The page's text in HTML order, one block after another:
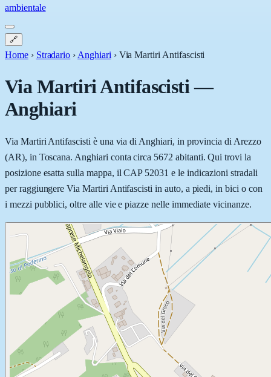
ambientale
🔗
Home › Stradario › Anghiari › Via Martiri Antifascisti
Via Martiri Antifascisti—
Anghiari
Via Martiri Antifascisti è una via di Anghiari, in provincia di Arezzo
(AR), in Toscana. Anghiari conta circa 5672 abitanti. Qui trovi la
posizione esatta sulla mappa, il CAP 52031 e le indicazioni stradali
per raggiungere Via Martiri Antifascisti in auto, a piedi, in bici o con
i mezzi pubblici, oltre alle vie e piazze nelle immediate vicinanze.